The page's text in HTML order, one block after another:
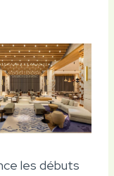
les débuts